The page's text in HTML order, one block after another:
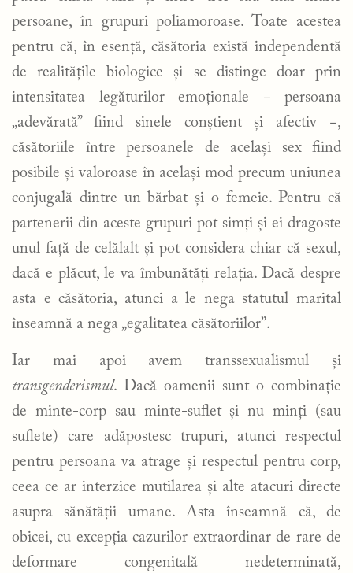
persoane, în grupuri poliamoroase. Toate acestea
pentru că, în esență, căsătoria există independentă
de realitățile biologice și se distinge doar prin
intensitatea legăturilor emoționale − persoana
„adevărată” fiind sinele conștient și afectiv −,
căsătoriile între persoanele de același sex fiind
posibile și valoroase în același mod precum uniunea
conjugală dintre un bărbat și o femeie. Pentru că
partenerii din aceste grupuri pot simți și ei dragoste
unul față de celălalt și pot considera chiar că sexul,
dacă e plăcut, le va îmbunătăți relația. Dacă despre
asta e căsătoria, atunci a le nega statutul marital
înseamnă a nega „egalitatea căsătoriilor”.
Iar mai apoi avem transsexualismul și
transgenderismul. Dacă oamenii sunt o combinație
de minte-corp sau minte-suflet și nu minți (sau
suflete) care adăpostesc trupuri, atunci respectul
pentru persoana va atrage și respectul pentru corp,
ceea ce ar interzice mutilarea și alte atacuri directe
asupra sănătății umane. Asta înseamnă că, de
obicei, cu excepția cazurilor extraordinar de rare de
deformare congenitală nedeterminată,